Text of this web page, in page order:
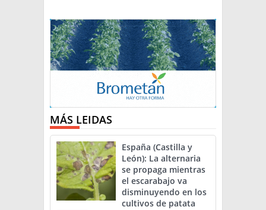
MÁS LEIDAS
España (Castilla y
León): La alternaria
se propaga mientras
el escarabajo va
disminuyendo en los
cultivos de patata